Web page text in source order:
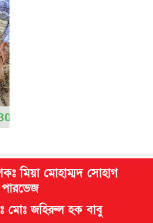
মিয়া মোহাম্মদ সোহাগ
পারভেজ
মোঃ জহিরুল হক বাবু